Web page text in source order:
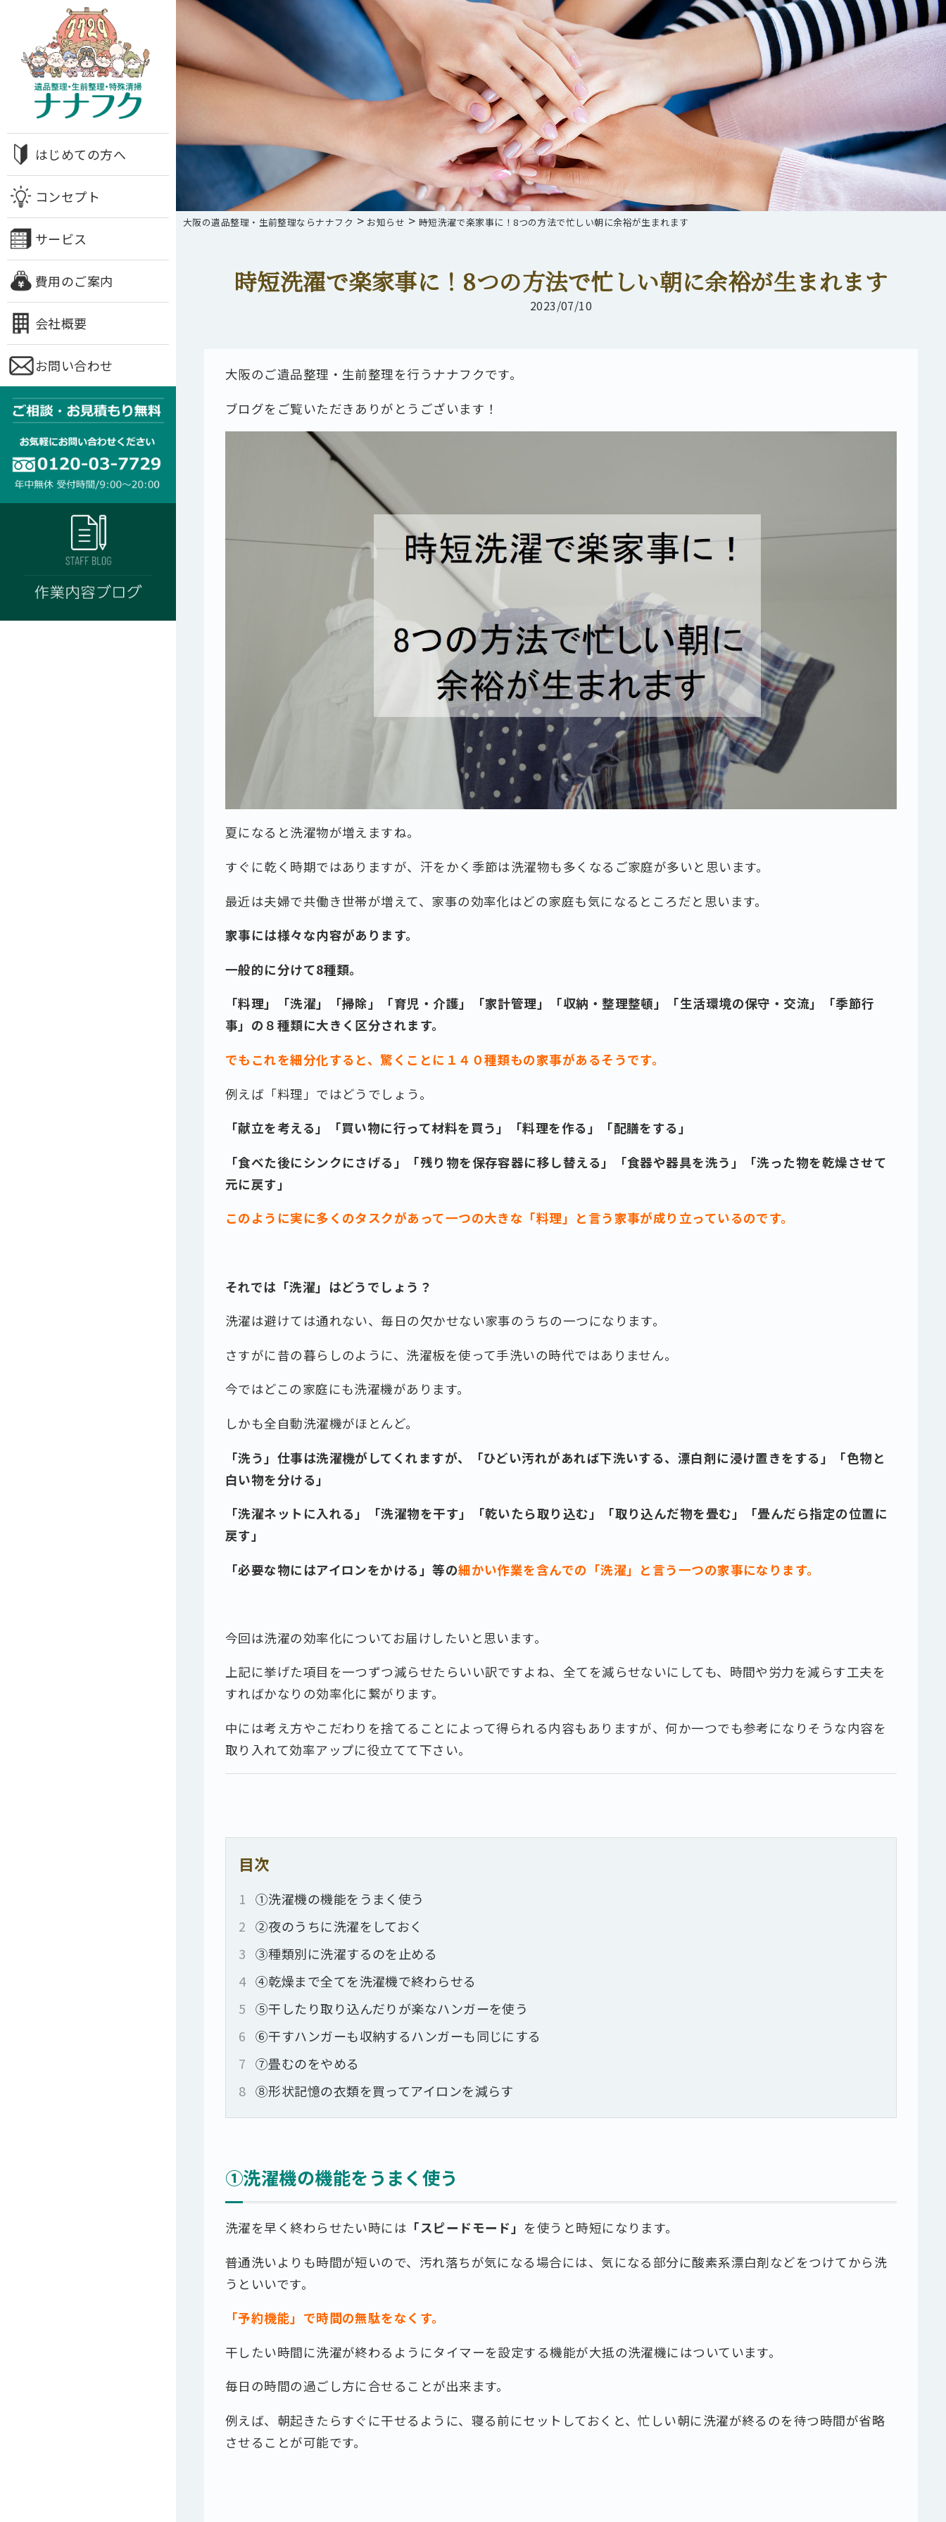
はじめての方へ
コンセプト
サービス
費用のご案内
会社概要
お問い合わせ
大阪の遺品整理・生前整理ならナナフク > お知らせ > 時短洗濯で楽家事に！8つの方法で忙しい朝に余裕が生まれます
時短洗濯で楽家事に！8つの方法で忙しい朝に余裕が生まれます
2023/07/10
大阪のご遺品整理・生前整理を行うナナフクです。
ブログをご覧いただきありがとうございます！
夏になると洗濯物が増えますね。
すぐに乾く時期ではありますが、汗をかく季節は洗濯物も多くなるご家庭が多いと思います。
最近は夫婦で共働き世帯が増えて、家事の効率化はどの家庭も気になるところだと思います。
家事には様々な内容があります。
一般的に分けて8種類。
「料理」「洗濯」「掃除」「育児・介護」「家計管理」「収納・整理整頓」「生活環境の保守・交流」「季節行
事」の８種類に大きく区分されます。
でもこれを細分化すると、驚くことに１４０種類もの家事があるそうです。
例えば「料理」ではどうでしょう。
「献立を考える」「買い物に行って材料を買う」「料理を作る」「配膳をする」
「食べた後にシンクにさげる」「残り物を保存容器に移し替える」「食器や器具を洗う」「洗った物を乾燥させて
元に戻す」
このように実に多くのタスクがあって一つの大きな「料理」と言う家事が成り立っているのです。
それでは「洗濯」はどうでしょう？
洗濯は避けては通れない、毎日の欠かせない家事のうちの一つになります。
さすがに昔の暮らしのように、洗濯板を使って手洗いの時代ではありません。
今ではどこの家庭にも洗濯機があります。
しかも全自動洗濯機がほとんど。
「洗う」仕事は洗濯機がしてくれますが、「ひどい汚れがあれば下洗いする、漂白剤に浸け置きをする」「色物と
白い物を分ける」
「洗濯ネットに入れる」「洗濯物を干す」「乾いたら取り込む」「取り込んだ物を畳む」「畳んだら指定の位置に
戻す」
「必要な物にはアイロンをかける」等の細かい作業を含んでの「洗濯」と言う一つの家事になります。
今回は洗濯の効率化についてお届けしたいと思います。
上記に挙げた項目を一つずつ減らせたらいい訳ですよね、全てを減らせないにしても、時間や労力を減らす工夫を
すればかなりの効率化に繋がります。
中には考え方やこだわりを捨てることによって得られる内容もありますが、何か一つでも参考になりそうな内容を
取り入れて効率アップに役立てて下さい。
目次
1 ①洗濯機の機能をうまく使う
2 ②夜のうちに洗濯をしておく
3 ➂種類別に洗濯するのを止める
4 ④乾燥まで全てを洗濯機で終わらせる
5 ⑤干したり取り込んだりが楽なハンガーを使う
6 ⑥干すハンガーも収納するハンガーも同じにする
7 ⑦畳むのをやめる
8 ⑧形状記憶の衣類を買ってアイロンを減らす
①洗濯機の機能をうまく使う
洗濯を早く終わらせたい時には 「スピードモード」 を使うと時短になります。
普通洗いよりも時間が短いので、汚れ落ちが気になる場合には、気になる部分に酸素系漂白剤などをつけてから洗
うといいです。
「予約機能」で時間の無駄をなくす。
干したい時間に洗濯が終わるようにタイマーを設定する機能が大抵の洗濯機にはついています。
毎日の時間の過ごし方に合せることが出来ます。
例えば、朝起きたらすぐに干せるように、寝る前にセットしておくと、忙しい朝に洗濯が終るのを待つ時間が省略
させることが可能です。